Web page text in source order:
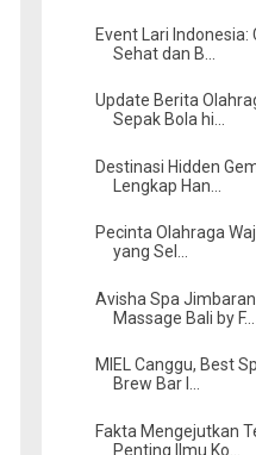
Event Lari Indonesia:
Sehat dan B...
Update Berita
Sepak Bola hi...
Destinasi Hidden
Lengkap Han...
Pecinta Olahraga
yang Sel...
Avisha Spa
Massage Bali by F...
MIEL Canggu, Best
Brew Bar I...
Fakta Mengejutkan
Penting Ilmu Ko...